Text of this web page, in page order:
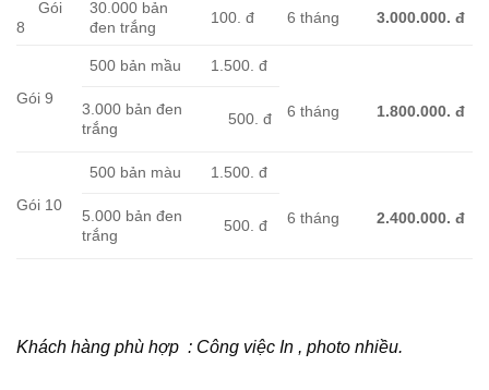
Gói
8
30.000 bản
đen trắng
100. đ 6 tháng 3.000.000.đ
Gói 9
500 bản mầu 1.500. đ
6 tháng 1.800.000.đ
3.000 bản đen
trắng
500. đ
Gói 10
500 bản màu 1.500. đ
6 tháng 2.400.000.đ
5.000 bản đen
trắng
500. đ
Khách hàng phù hợp : Công việc In , photo nhiều.